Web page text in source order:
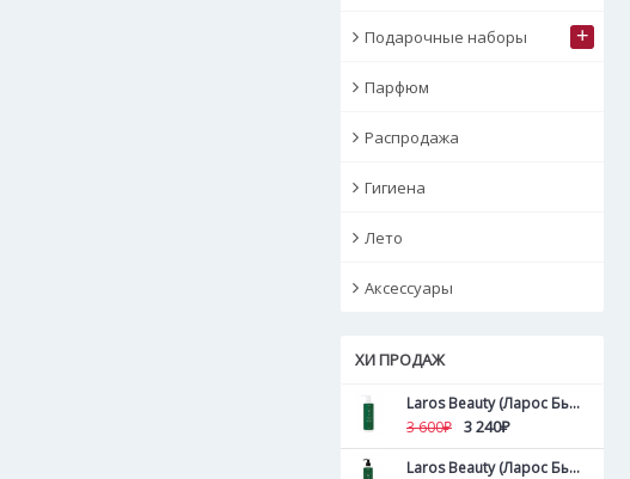
Подарочные наборы +
Парфюм
Распродажа
Гигиена
Лето
Аксессуары
ХИ ПРОДАЖ
Laros Beauty (Ларос Бьюти ) Пилинг для кожи головы и волос Tea Tree Hair&Scalp Peel 500 мл
3 600₽ 3 240₽
Laros Beauty (Ларос Бьюти ) Пилинг для кожи головы и волос Tea Tree Hair&Scalp Peel 300 мл